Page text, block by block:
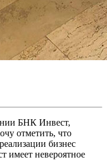
БНК Инвест,
отметить, что
бизнес
имеет невероятное